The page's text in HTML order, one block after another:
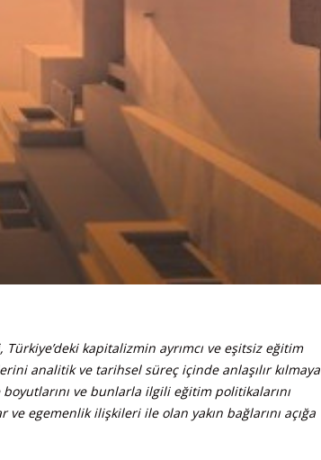
Türkiye’deki kapitalizmin ayrımcı ve eşitsiz eğitim
analitik ve tarihsel süreç içinde anlaşılır kılmaya
ve bunlarla ilgili eğitim politikalarını
egemenlik ilişkileri ile olan yakın bağlarını açığa